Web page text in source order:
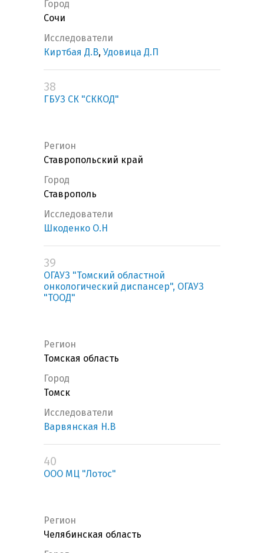
Город
Сочи
Исследователи
Киртбая Д.В, Удовица Д.П
38
ГБУЗ СК "СККОД"
Регион
Ставропольский край
Город
Ставрополь
Исследователи
Шкоденко О.Н
39
ОГАУЗ "Томский областной
онкологический диспансер", ОГАУЗ
"ТООД"
Регион
Томская область
Город
Томск
Исследователи
Варвянская Н.В
40
ООО МЦ "Лотос"
Регион
Челябинская область